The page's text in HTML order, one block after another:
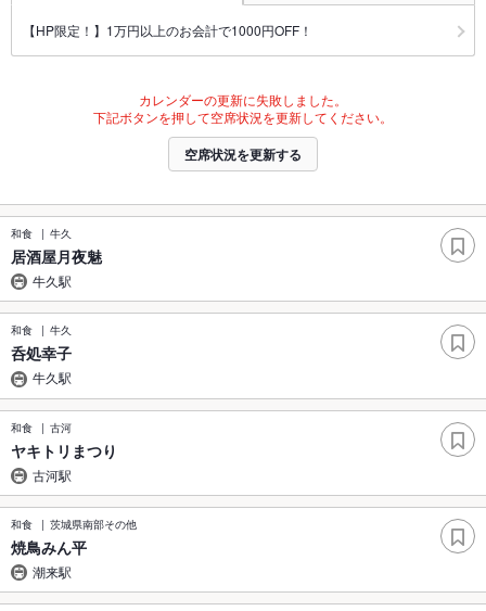
【HP限定！】1万円以上のお会計で1000円OFF！
カレンダーの更新に失敗しました。
下記ボタンを押して空席状況を更新してください。
空席状況を更新する
和食 牛久
居酒屋月夜魅
牛久駅
和食 牛久
呑処幸子
牛久駅
和食 古河
ヤキトリまつり
古河駅
和食 茨城県南部その他
焼鳥みん平
潮来駅